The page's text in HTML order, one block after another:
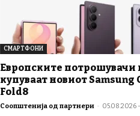
СМАРТФОНИ
Европските потрошувачи
купуваат новиот Samsung
Fold8
Соопштенија од партнери - 05.08.2026